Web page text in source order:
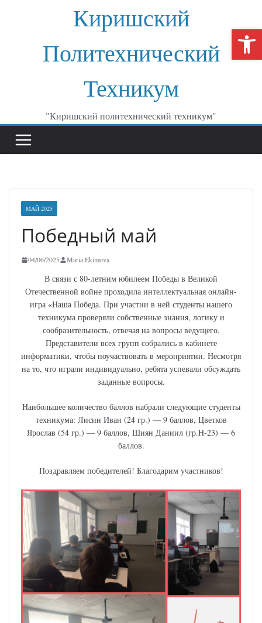
Киришский
Политехнический
Техникум
"Киришский политехнический техникум"
МАЙ 2025
Победный май
04/06/2025 Maria Ekimova
В связи с 80-летним юбилеем Победы в Великой
Отечественной войне проходила интеллектуальная онлайн-
игра «Наша Победа. При участии в ней студенты нашего
техникума проверяли собственные знания, логику и
сообразительность, отвечая на вопросы ведущего.
Представители всех групп собрались в кабинете
информатики, чтобы поучаствовать в мероприятии. Несмотря
на то, что играли индивидуально, ребята успевали обсуждать
заданные вопросы.
Наибольшее количество баллов набрали следующие студенты
техникума: Лисин Иван (24 гр.) — 9 баллов, Цветков
Ярослав (54 гр.) — 9 баллов, Шиян Даниил (гр.Н-23) — 6
баллов.
Поздравляем победителей! Благодарим участников!